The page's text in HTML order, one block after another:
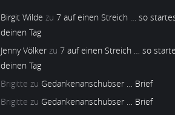
Birgit Wilde zu7 auf einen Streich … so
deinen Tag
Jenny Völkerzu7 auf einen Streich … so
deinen Tag
Brigitte zu Gedankenanschubser … Brief
Brigitte zu Gedankenanschubser … Brief